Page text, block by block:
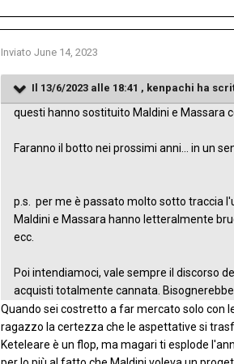
Inviato June 14, 2023
Il 13/6/2023 alle 18:41 , kenpachi ha
questi hanno sostituito Maldini e Massara
Faranno il botto nei prossimi anni... in un
p.s. per me è passato molto sotto traccia
Maldini e Massara hanno letteralmente
ecc.
Poi intendiamoci, vale sempre il discorso
acquisti totalmente cannata.
Quando sei costretto a far mercato solo con
ragazzo la certezza che le aspettative si
Keteleare è un flop, ma magari ti esplode